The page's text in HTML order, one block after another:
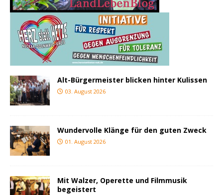
Alt-Bürgermeister blicken hinter Kulissen
03. August 2026
Wundervolle Klänge für den guten Zweck
01. August 2026
Mit Walzer, Operette und Filmmusik
begeistert